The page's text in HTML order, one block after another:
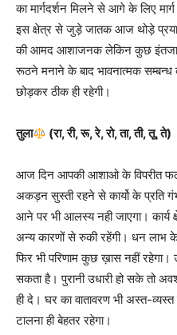
का मार्गदर्शन मिलने से आगे के लिए
इस क्षेत्र से जुड़े जातक आज थोड़े
की आमद आशाजनक लेकिन कुछ इंतजार
रूठने मनाने के बाद भावनात्मक
छोड़कर ठीक ही रहेगी।
तुला (रा, री, रू, रे, रो, ता, ती, तू, ते)
आज दिन आपकी आशाओ के विपरीत फल
अकड़न सुस्ती रहने से कार्यो के प्रति
आने पर भी आलस्य नही जाएगा। कार्य
अन्य कारणों से रुकी रहेंगी। धन लाभ
फिर भी परिणाम कुछ ख़ास नहीं
सकता है। पुरानी उधारी हो सके तो
ही दे। घर का वातावरण भी अस्त-व्यस्त
टालना ही बेहतर रहेगा।